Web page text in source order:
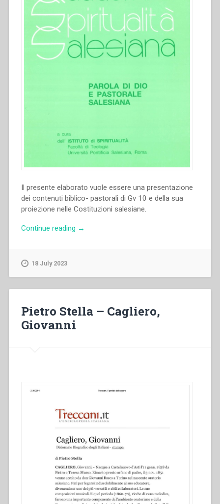
Storia
Salesiana
Roma,
19-
23
Il presente elaborato vuole essere una presentazione
dei contenuti biblico- pastorali di Gv 10 e della sua
proiezione nelle Costituzioni salesiane.
Continue reading “Miguel
Esposizione
Costituzioni”
in
di
spiritualità
salesiana
7””
→
18 July 2023
Pietro Stella – Cagliero,
Giovanni